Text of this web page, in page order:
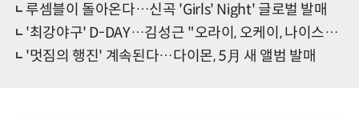
루셈블이 돌아온다…신곡 'Girls' Night' 글로벌 발매
'최강야구' D-DAY…김성근 "오라이, 오케이, 나이스볼" 폭풍 칭찬
'멋짐의 행진' 계속된다…다이몬, 5月 새 앨범 발매